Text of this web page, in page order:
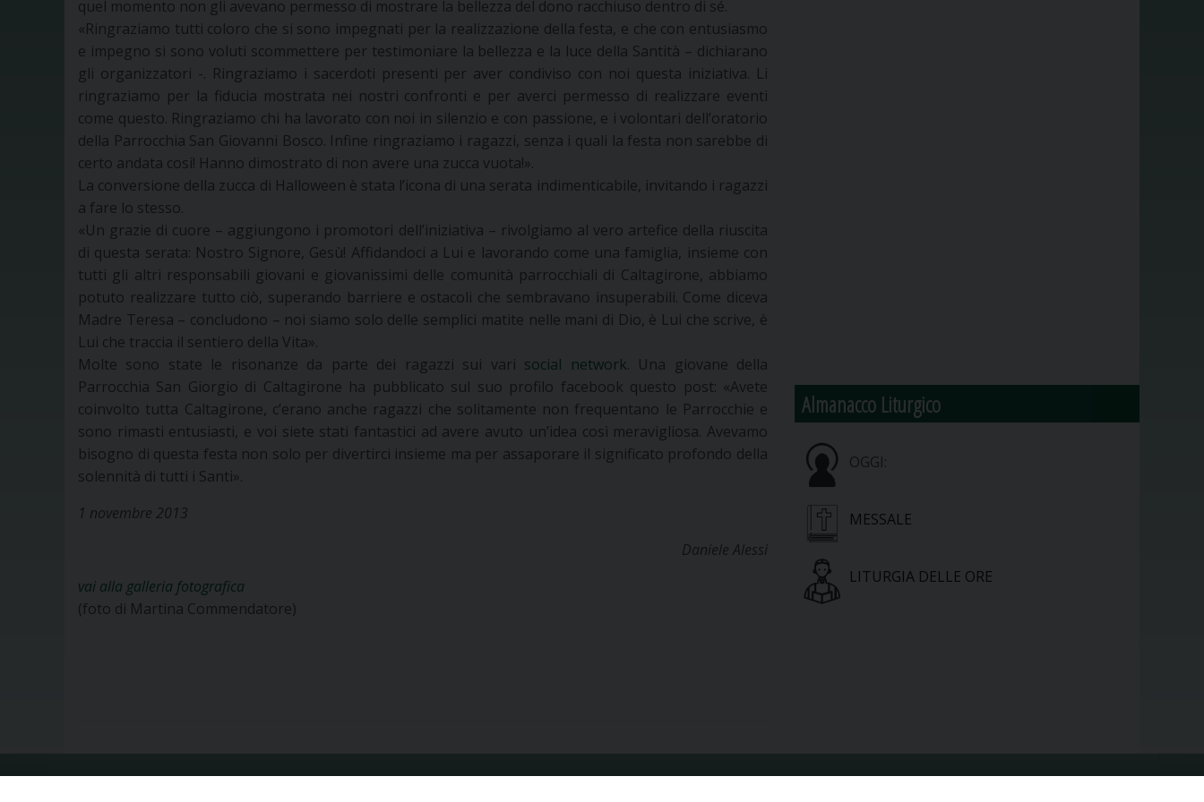
quel momento non gli avevano permesso di mostrare la bellezza del dono racchiuso dentro di sé.
«Ringraziamo tutti coloro che si sono impegnati per la realizzazione della festa, e che con entusiasmo
e impegno si sono voluti scommettere per testimoniare la bellezza e la luce della Santità – dichiarano
gli organizzatori -. Ringraziamo i sacerdoti presenti per aver condiviso con noi questa iniziativa. Li
ringraziamo per la fiducia mostrata nei nostri confronti e per averci permesso di realizzare eventi
come questo. Ringraziamo chi ha lavorato con noi in silenzio e con passione, e i volontari dell’oratorio
della Parrocchia San Giovanni Bosco. Infine ringraziamo i ragazzi, senza i quali la festa non sarebbe di
certo andata cosi! Hanno dimostrato di non avere una zucca vuota!».
La conversione della zucca di Halloween è stata l’icona di una serata indimenticabile, invitando i ragazzi
a fare lo stesso.
«Un grazie di cuore – aggiungono i promotori dell’iniziativa – rivolgiamo al vero artefice della riuscita
di questa serata: Nostro Signore, Gesù! Affidandoci a Lui e lavorando come una famiglia, insieme con
tutti gli altri responsabili giovani e giovanissimi delle comunità parrocchiali di Caltagirone, abbiamo
potuto realizzare tutto ciò, superando barriere e ostacoli che sembravano insuperabili. Come diceva
Madre Teresa – concludono – noi siamo solo delle semplici matite nelle mani di Dio, è Lui che scrive, è
Lui che traccia il sentiero della Vita».
Molte sono state le risonanze da parte dei ragazzi sui vari social network. Una giovane della
Parrocchia San Giorgio di Caltagirone ha pubblicato sul suo profilo facebook questo post: «Avete
coinvolto tutta Caltagirone, c’erano anche ragazzi che solitamente non frequentano le Parrocchie e
sono rimasti entusiasti, e voi siete stati fantastici ad avere avuto un’idea così meravigliosa. Avevamo
bisogno di questa festa non solo per divertirci insieme ma per assaporare il significato profondo della
solennità di tutti i Santi».
1 novembre 2013
Daniele Alessi
vai alla galleria fotografica
(foto di Martina Commendatore)
Almanacco Liturgico
OGGI:
MESSALE
LITURGIA DELLE ORE